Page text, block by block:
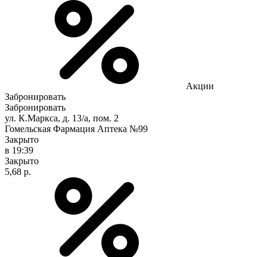
Акции
Забронировать
Забронировать
ул. К.Маркса, д. 13/а, пом. 2
Гомельская Фармация Аптека №99
Закрыто
в 19:39
Закрыто
5,68 р.